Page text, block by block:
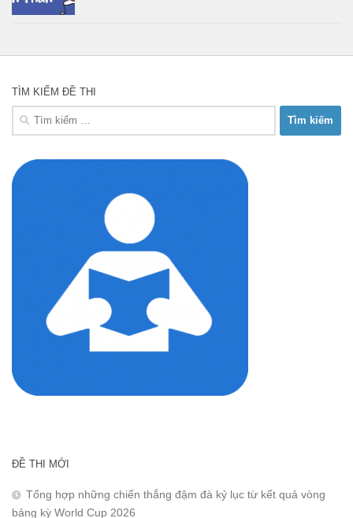
TÌM KIẾM ĐỀ THI
Tìm
ĐỀ THI MỚI
Tổng hợp những chiến thắng đậm đà kỷ lục từ kết quả vòng
bảng kỳ World Cup 2026